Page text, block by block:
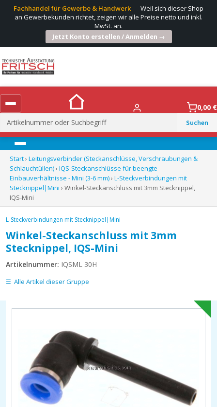
Fachhandel für Gewerbe & Handwerk— Weil sich dieser Shop
an Gewerbekunden richtet, zeigen wir alle Preise netto und inkl.
MwSt. an.
Jetzt Konto erstellen / Anmelden →
Suchen
nach:
0,00 €
Menü
Start› Leitungsverbinder (Steckanschlüsse, Verschraubungen &
Schlauchtüllen)› IQS-Steckanschlüsse für beengte
Einbauverhältnisse - Mini (3-6 mm)› L-Steckverbindungen mit
Stecknippel|Mini › Winkel-Steckanschluss mit 3mm Stecknippel,
IQS-Mini
L-Steckverbindungen mit Stecknippel|Mini
Winkel-Steckanschluss mit 3mm
Stecknippel, IQS-Mini
Artikelnummer: IQSML 30H
Alle Artikel dieser Gruppe